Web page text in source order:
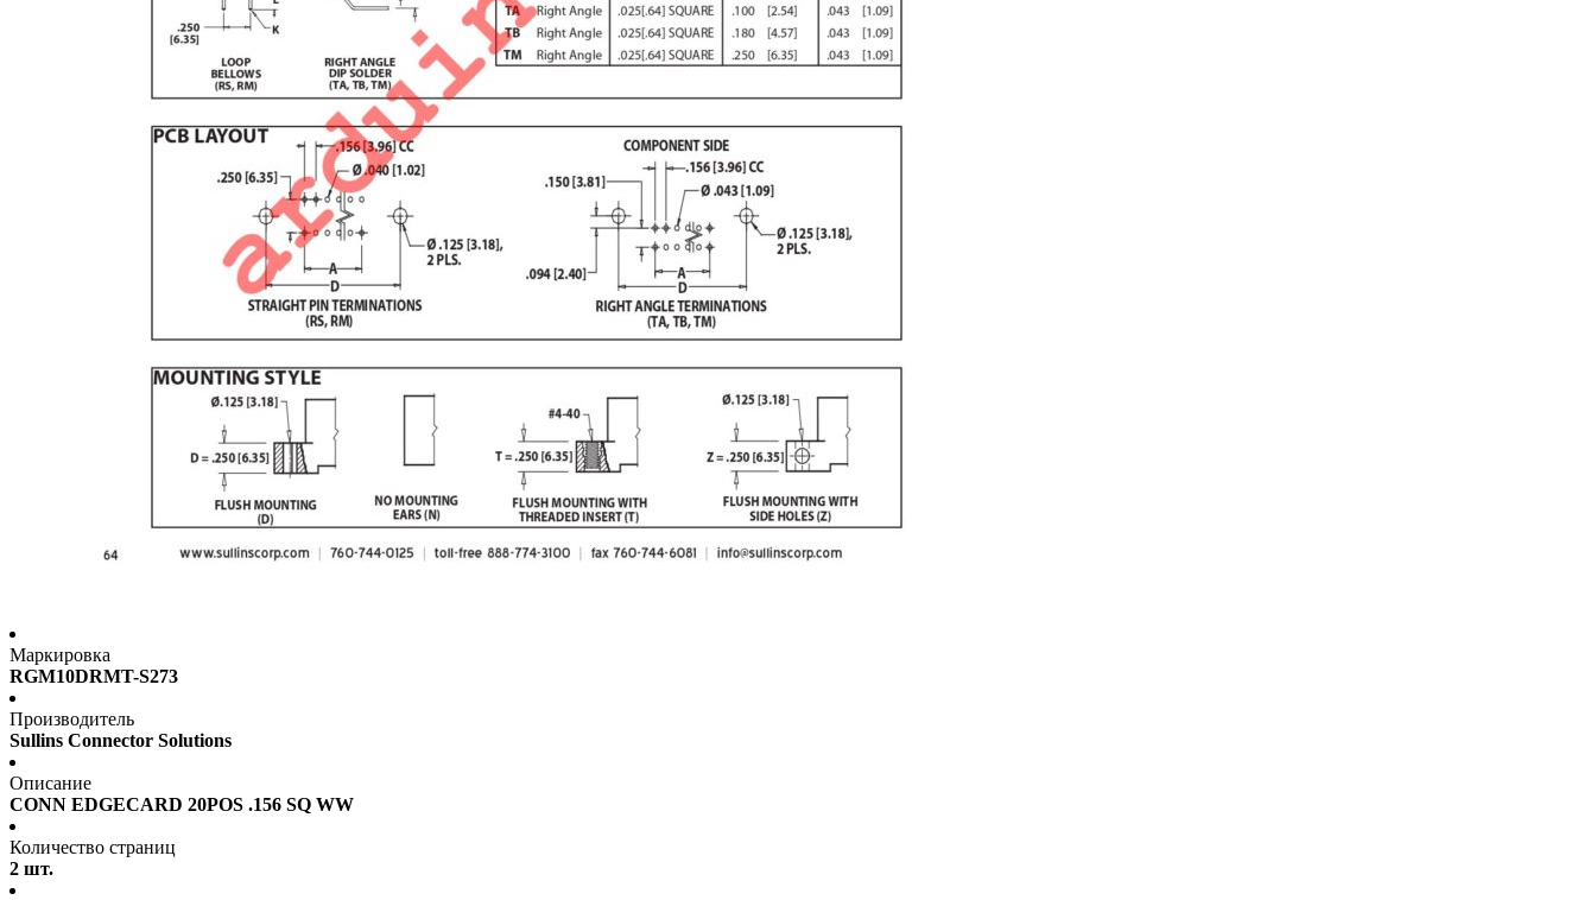
Маркировка
RGM10DRMT-S273
Производитель
Sullins Connector Solutions
Описание
CONN EDGECARD 20POS .156 SQ WW
Количество страниц
2 шт.